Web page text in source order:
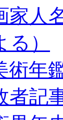
家人
る）
術年
者記